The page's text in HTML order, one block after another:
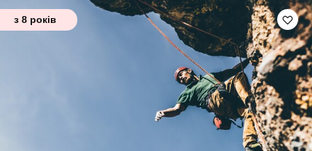
з 8 років